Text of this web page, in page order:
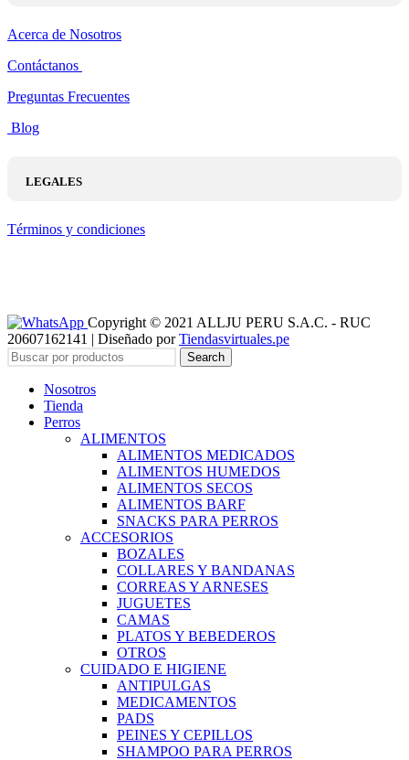
Acerca de Nosotros
Contáctanos
Preguntas Frecuentes
Blog
LEGALES
Términos y condiciones
Copyright © 2021 ALLJU PERU S.A.C. - RUC
20607162141 | Diseñado porTiendasvirtuales.pe
Search
Nosotros
Tienda
Perros
ALIMENTOS
ALIMENTOS MEDICADOS
ALIMENTOS HUMEDOS
ALIMENTOS SECOS
ALIMENTOS BARF
SNACKS PARA PERROS
ACCESORIOS
BOZALES
COLLARES Y BANDANAS
CORREAS Y ARNESES
JUGUETES
CAMAS
PLATOS Y BEBEDEROS
OTROS
CUIDADO E HIGIENE
ANTIPULGAS
MEDICAMENTOS
PADS
PEINES Y CEPILLOS
SHAMPOO PARA PERROS